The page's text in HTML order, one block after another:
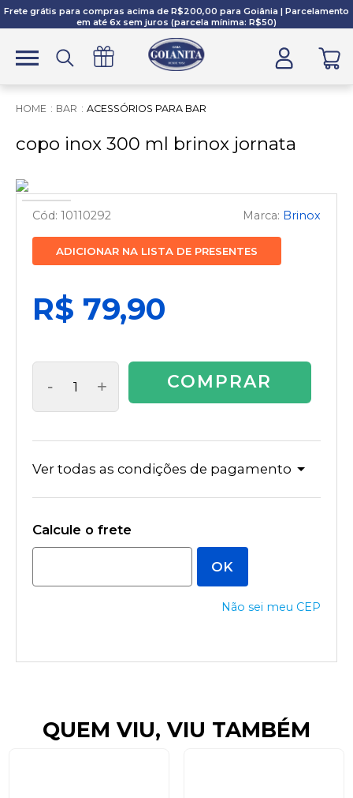
Frete grátis para compras acima de R$200,00 para Goiânia | Parcelamento
em até 6x sem juros (parcela mínima: R$50)
BAR ACESSÓRIOS PARA BAR
copo inox 300 ml brinox jornata
10110292 Brinox
ADICIONAR NA LISTA DE PRESENTES
R$ 79,90
- + COMPRAR
Ver todas as condições de pagamento
Não sei meu CEP
QUEM VIU, VIU TAMBÉM